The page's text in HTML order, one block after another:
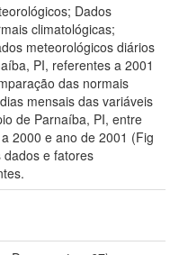
Dados
climatológicas;
meteorológicos diários
PI, referentes a 2001
das normais
mensais das variáveis
de Parnaíba, PI, entre
2000 e ano de 2001 (Fig
dados e fatores